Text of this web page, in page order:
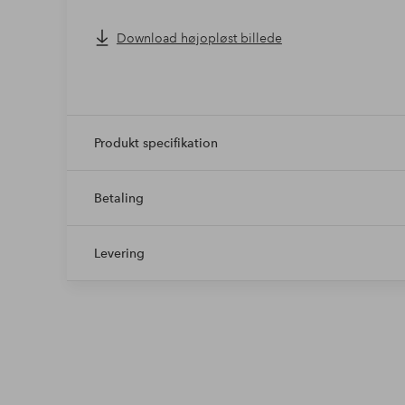
Download højopløst billede
Produkt specifikation
Betaling
Levering